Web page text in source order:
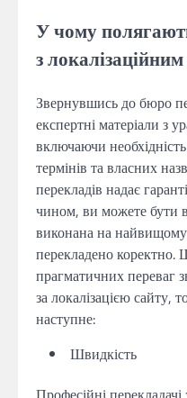
У чому
з
Звернувшись до бюро
експертні матеріали з
включаючи
термінів та власних
перекладів надає
чином, ви можете бути
виконана на найвищому
перекладено коректно.
прагматичних переваг
за локалізацією сайту,
наступне:
Швидкість